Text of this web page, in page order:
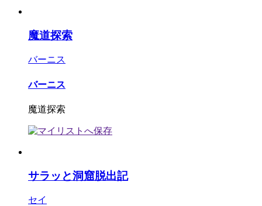
魔道探索
バーニス
バーニス
魔道探索
サラッと洞窟脱出記
セイ